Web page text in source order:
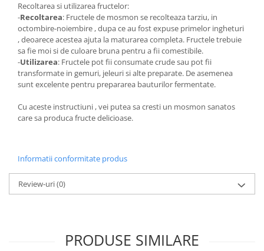
Recoltarea si utilizarea fructelor:
-Recoltarea: Fructele de mosmon se recolteaza tarziu, in
octombire-noiembire , dupa ce au fost expuse primelor ingheturi
, deoarece acestea ajuta la maturarea completa. Fructele trebuie
sa fie moi si de culoare bruna pentru a fii comestibile.
-Utilizarea: Fructele pot fii consumate crude sau pot fii
transformate in gemuri, jeleuri si alte preparate. De asemenea
sunt excelente pentru prepararea bauturilor fermentate.
Cu aceste instructiuni , vei putea sa cresti un mosmon sanatos
care sa produca fructe delicioase.
Informatii conformitate produs
Review-uri(0)
PRODUSE SIMILARE